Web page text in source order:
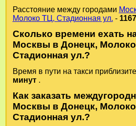
Расстояние между городами
Молоко ТЦ, Стадионная ул. -
Сколько времени ехать
Москвы в Донецк,
Стадионная ул.?
Время в пути на такси
минут .
Как заказать
Москвы в Донецк,
Стадионная ул.?